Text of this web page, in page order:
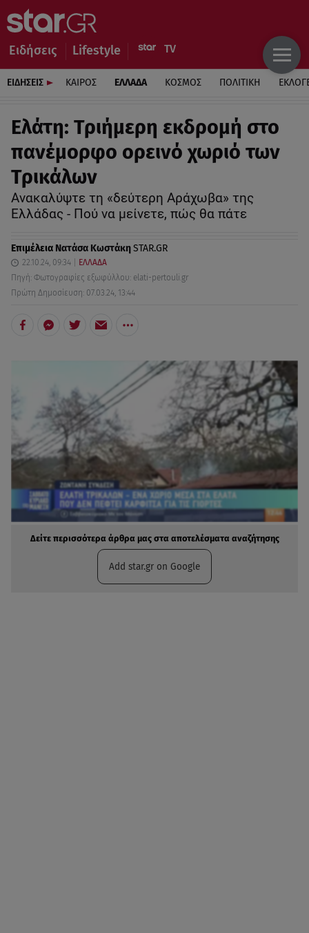
Ειδήσεις Lifestyle
ΕΙΔΗΣΕΙΣ ΚΑΙΡΟΣ ΕΛΛΑΔΑ ΚΟΣΜΟΣ ΠΟΛΙΤΙΚΗ
Ελάτη: Τριήμερη εκδρομή στο
πανέμορφο ορεινό χωριό των
Τρικάλων
Ανακαλύψτε τη «δεύτερη Αράχωβα» της
Ελλάδας - Πού να μείνετε, πώς θα πάτε
Επιμέλεια Νατάσα ΚωστάκηSTAR.GR
22.10.24, 09:34
ΕΛΛΑΔΑ
Πηγή: Φωτογραφίες εξωφύλλου: elati-pertouli.gr
Πρώτη Δημοσίευση: 07.03.24, 13:44
Δείτε περισσότερα άρθρα μας στα αποτελέσματα αναζήτησης
Add star.gr on Google